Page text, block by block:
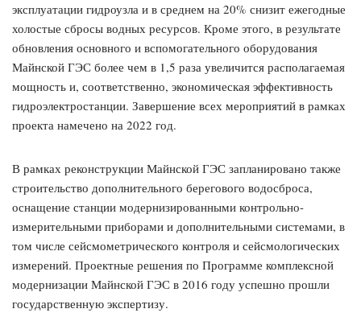
эксплуатации гидроузла и в среднем на 20% снизит ежегодные
холостые сбросы водных ресурсов. Кроме этого, в результате
обновления основного и вспомогательного оборудования
Майнской ГЭС более чем в 1,5 раза увеличится располагаемая
мощность и, соответственно, экономическая эффективность
гидроэлектростанции. Завершение всех мероприятий в рамках
проекта намечено на 2022 год.
В рамках реконструкции Майнской ГЭС запланировано также
строительство дополнительного берегового водосброса,
оснащение станции модернизированными контрольно-
измерительными приборами и дополнительными системами, в
том числе сейсмометрического контроля и сейсмологических
измерений. Проектные решения по Программе комплексной
модернизации Майнской ГЭС в 2016 году успешно прошли
государственную экспертизу.